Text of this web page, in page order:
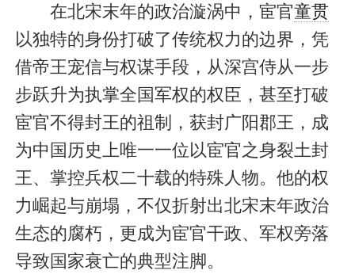
在北宋末年的政治漩涡中，宦官童贯
以独特的身份打破了传统权力的边界，凭
借帝王宠信与权谋手段，从深宫侍从一步
步跃升为执掌全国军权的权臣，甚至打破
宦官不得封王的祖制，获封广阳郡王，成
为中国历史上唯一一位以宦官之身裂土封
王、掌控兵权二十载的特殊人物。他的权
力崛起与崩塌，不仅折射出北宋末年政治
生态的腐朽，更成为宦官干政、军权旁落
导致国家衰亡的典型注脚。